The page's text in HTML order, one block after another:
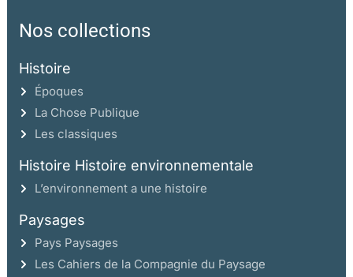
Nos collections
Histoire
Époques
La Chose Publique
Les classiques
Histoire Histoire environnementale
L’environnement a une histoire
Paysages
Pays Paysages
Les Cahiers de la Compagnie du Paysage